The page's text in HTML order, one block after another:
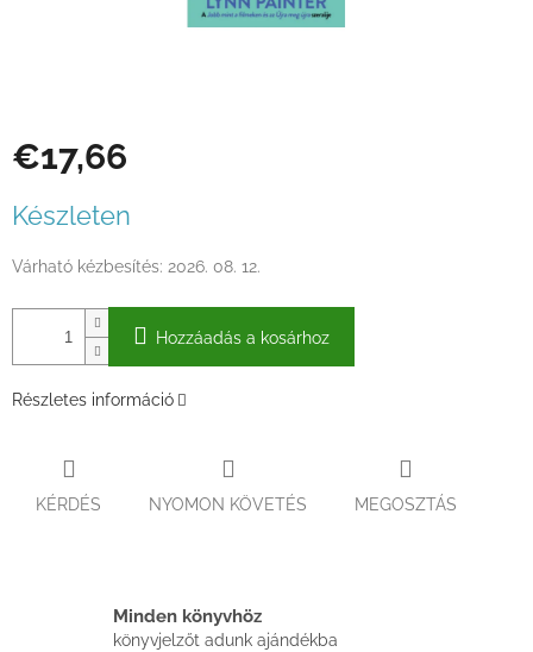
€17,66
Készleten
Várható kézbesítés: 2026. 08. 12.
Hozzáadás a kosárhoz
Részletes információ
KÉRDÉS NYOMON KÖVETÉS MEGOSZTÁS
Minden könyvhöz
könyvjelzőt adunk ajándékba